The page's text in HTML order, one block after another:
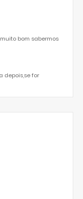
bom sabermos
depois,se for